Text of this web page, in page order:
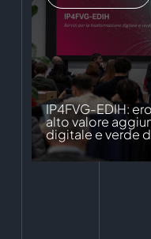
IP4FVG-EDIH:
alto valore
digitale e verde